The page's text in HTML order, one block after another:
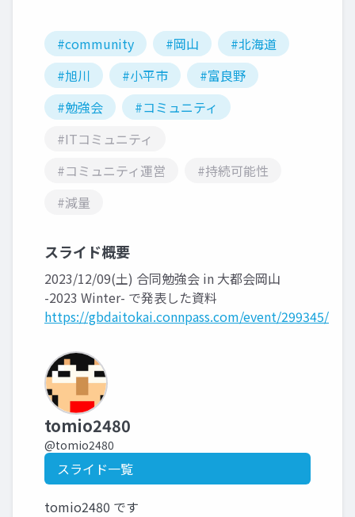
#community #岡山
#北海道
#旭川
#小平市
#富良野
#勉強会
#コミュニティ
#ITコミュニティ
#コミュニティ運営
#持続可能性
#減量
スライド概要
2023/12/09(土) 合同勉強会 in 大都会岡山
-2023 Winter- で発表した資料
https://gbdaitokai.connpass.com/event/299345/
tomio2480
@tomio2480
スライド一覧
tomio2480 です